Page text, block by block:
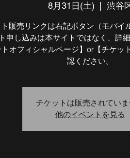
8月31日(土) 渋谷
販売リンクは右記ボタン（モバイ
申し込みは本サイトではなく、詳
オフィシャルページ】or【チケッ
認ください。
チケットは販売されてい
他のイベントを見る